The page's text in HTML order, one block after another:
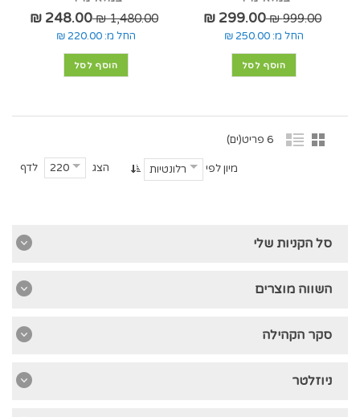
999.00 ₪
299.00 ₪
החל מ: 250.00 ₪
הוסף לסל
1,480.00 ₪
248.00 ₪
החל מ: 220.00 ₪
הוסף לסל
6 פריט(ים)
הצג 220 לדף מיון לפי רלונטיות
סל הקניות שלי
השווה מוצרים
סקר הקהילה
ניוזלטר